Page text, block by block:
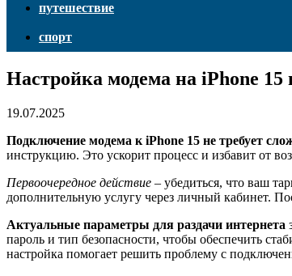
путешествие
спорт
Настройка модема на iPhone
19.07.2025
Подключение модема к iPhone 15 не требует
инструкцию. Это ускорит процесс и избавит от
Первоочередное действие – убедиться, что ваш
дополнительную услугу через личный кабинет.
Актуальные параметры для раздачи интернета
пароль и тип безопасности, чтобы обеспечить
настройка помогает решить проблему с